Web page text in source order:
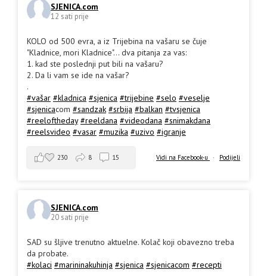
SJENICA.com
12 sati prije
KOLO od 500 evra, a iz Trijebina na vašaru se čuje
"Kladnice, mori Kladnice"... dva pitanja za vas:
1. kad ste poslednji put bili na vašaru?
2. Da li vam se ide na vašar?
.
#vašar #kladnica #sjenica #trijebine #selo #veselje
#sjenicacom #sandzak #srbija #balkan #tvsjenica
#reeloftheday #reeldana #videodana #snimakdana
#reelsvideo #vasar #muzika #uzivo #igranje
Vidi na Facebook-u · Podijeli
230 8 15
SJENICA.com
20 sati prije
SAD su šljive trenutno aktuelne. Kolač koji obavezno treba
da probate.
#kolaci #marininakuhinja #sjenica #sjenicacom #recepti